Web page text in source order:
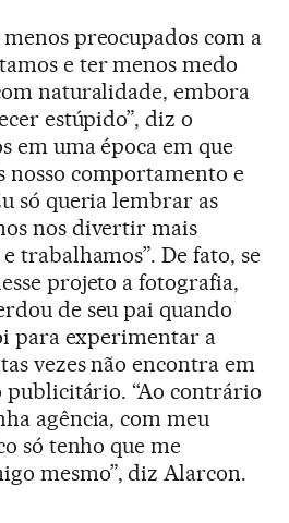
preocupados com a
e ter menos medo
naturalidade, embora
estúpido”, diz o
em uma época em que
nosso comportamento e
só queria lembrar as
nos divertir mais
trabalhamos”. De fato, se
projeto a fotografia,
de seu pai quando
para experimentar a
vezes não encontra em
publicitário. “Ao contrário
agência, com meu
só tenho que me
mesmo”, diz Alarcon.